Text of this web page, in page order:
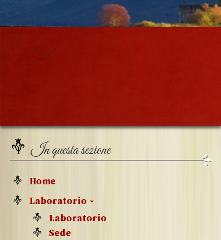
In questa sezione
Home
Laboratorio
Laboratorio
Sede